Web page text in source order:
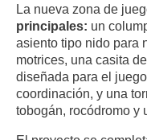
La nueva zona de
principales: un
asiento tipo nido para
motrices, una casita
diseñada para el
coordinación, y una
tobogán, rocódromo y